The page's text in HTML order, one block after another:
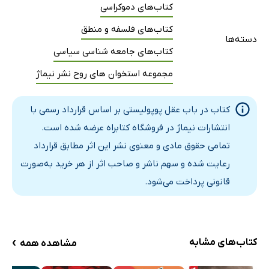
دسته‌ها
کتاب‌های دموکراسی
کتاب‌های فلسفه و منطق
کتاب‌های جامعه شناسی سیاسی
مجموعه استخوان های روح نشر نیماژ
کتاب در باب عقل پوپولیستی بر اساس قرارداد رسمی با
انتشارات نیماژ در فروشگاه کتابراه عرضه شده است.
تمامی حقوق مادی و معنوی نشر این اثر مطابق قرارداد
رعایت شده و سهم ناشر و صاحب اثر از هر خرید به‌صورت
قانونی پرداخت می‌شود.
کتاب‌های مشابه مشاهده همه ›